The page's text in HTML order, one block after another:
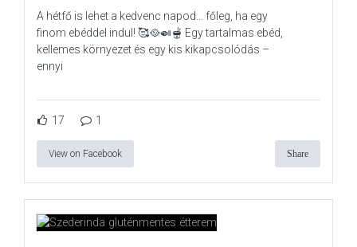
A hétfő is lehet a kedvenc napod… főleg, ha egy
finom ebéddel indul! 🥰🥘🍛🫕 Egy tartalmas ebéd,
kellemes környezet és egy kis kikapcsolódás –
ennyi
17 1
View on Facebook Share